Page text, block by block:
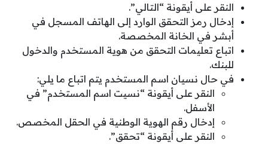
النقر على أيقونة “التالي”.
إدخال رمز التحقق الوارد إلى الهاتف المسجل في
أبشر في الخانة المخصصة.
اتباع تعليمات التحقق من هوية المستخدم والدخول
للبنك.
في حال نسيان اسم المستخدم يتم اتباع ما يلي:
النقر على أيقونة “نسيت اسم المستخدم” في
الأسفل.
إدخال رقم الهوية الوطنية في الحقل المخصص.
النقر على أيقونة “تحقق”.